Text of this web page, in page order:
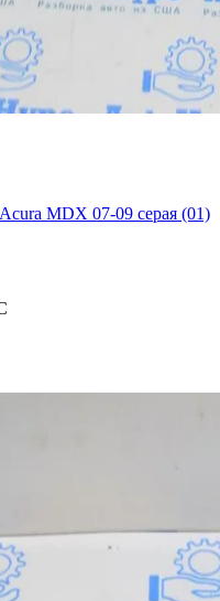
MDX 07-09 серая (01)